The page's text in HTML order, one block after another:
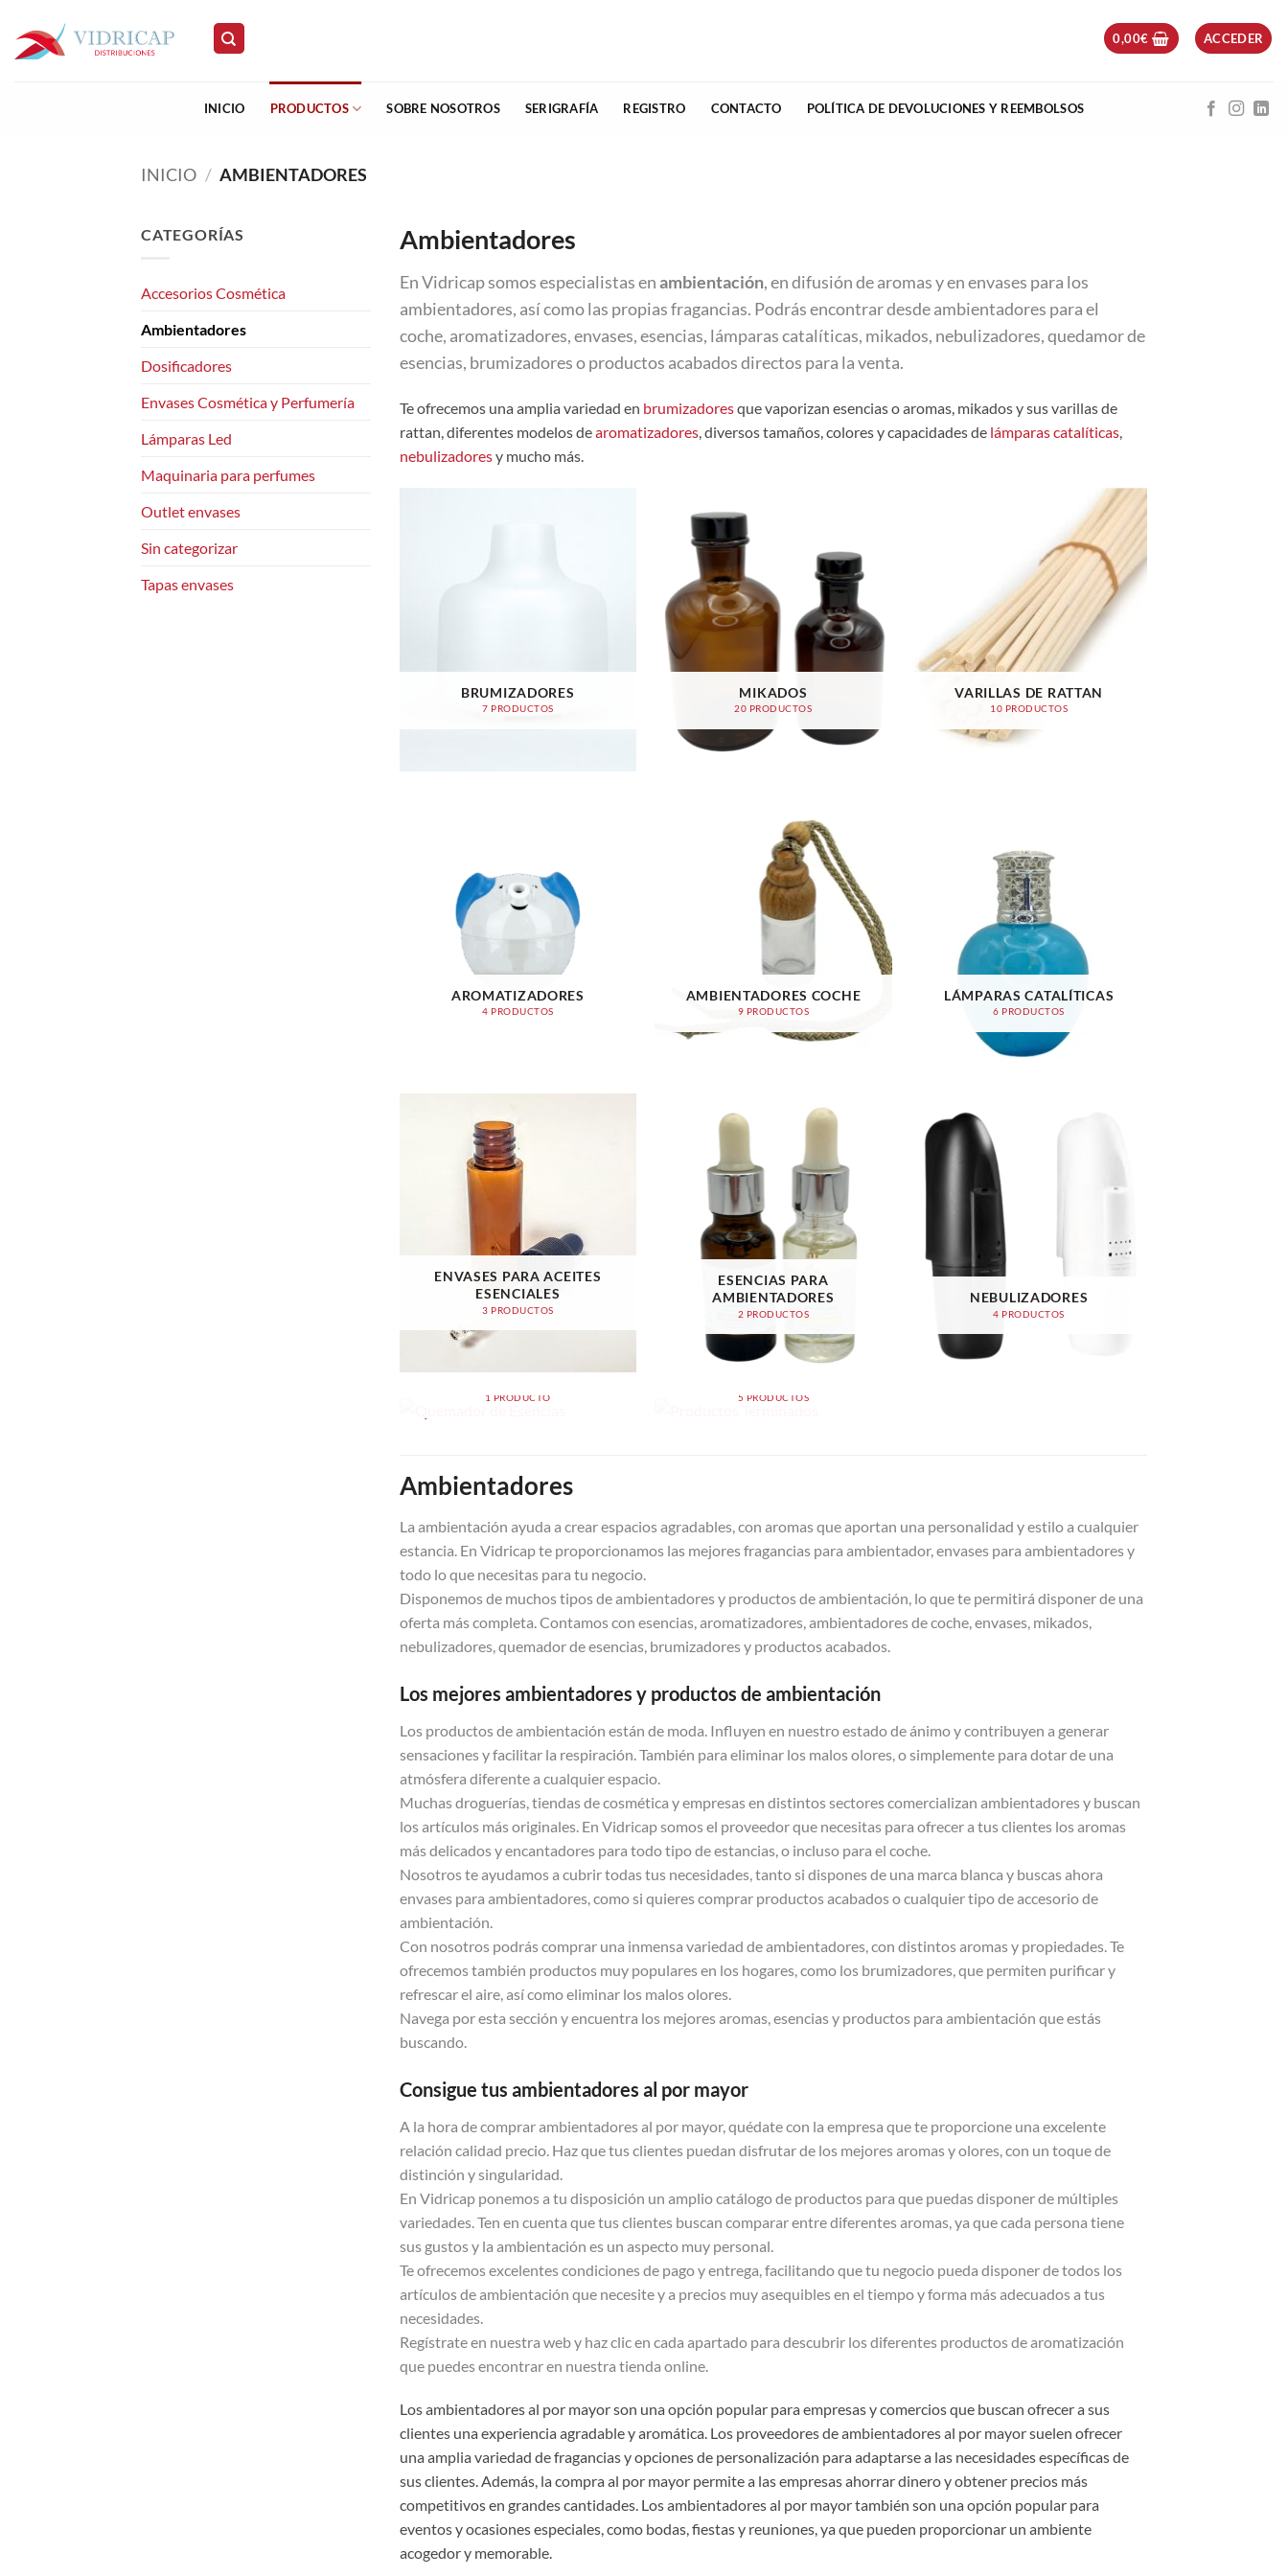
contenido
0,00€ ACCEDER
INICIO PRODUCTOS SOBRE NOSOTROS SERIGRAFÍA REGISTRO CONTACTO POLÍTICA DE DEVOLUCIONES Y REEMBOLSOS
INICIO / AMBIENTADORES
CATEGORÍAS
Accesorios Cosmética
Ambientadores
Dosificadores
Envases Cosmética y Perfumería
Lámparas Led
Maquinaria para perfumes
Outlet envases
Sin categorizar
Tapas envases
Ambientadores
En Vidricap somos especialistas enambientación, en difusión de aromas y en envases para los
ambientadores, así como las propias fragancias. Podrás encontrar desde ambientadores para el
coche, aromatizadores, envases, esencias, lámparas catalíticas, mikados, nebulizadores, quedamor de
esencias, brumizadores o productos acabados directos para la venta.
Te ofrecemos una amplia variedad en brumizadoresque vaporizan esencias o aromas, mikados y sus varillas de
rattan, diferentes modelos dearomatizadores, diversos tamaños, colores y capacidades de lámparas catalíticas,
nebulizadoresy mucho más.
BRUMIZADORES
7 PRODUCTOS
MIKADOS
20 PRODUCTOS
VARILLAS DE RATTAN
10 PRODUCTOS
AROMATIZADORES
4 PRODUCTOS
AMBIENTADORES COCHE
9 PRODUCTOS
LÁMPARAS CATALÍTICAS
6 PRODUCTOS
ENVASES PARA ACEITES
ESENCIALES
3 PRODUCTOS
ESENCIAS PARA
AMBIENTADORES
2 PRODUCTOS
NEBULIZADORES
4 PRODUCTOS
1 PRODUCTO 5 PRODUCTOS
Ambientadores
La ambientación ayuda a crear espacios agradables, con aromas que aportan una personalidad y estilo a cualquier
estancia. En Vidricap te proporcionamos las mejores fragancias para ambientador, envases para ambientadores y
todo lo que necesitas para tu negocio.
Disponemos de muchos tipos de ambientadores y productos de ambientación, lo que te permitirá disponer de una
oferta más completa. Contamos con esencias, aromatizadores, ambientadores de coche, envases, mikados,
nebulizadores, quemador de esencias, brumizadores y productos acabados.
Los mejores ambientadores y productos de ambientación
Los productos de ambientación están de moda. Influyen en nuestro estado de ánimo y contribuyen a generar
sensaciones y facilitar la respiración. También para eliminar los malos olores, o simplemente para dotar de una
atmósfera diferente a cualquier espacio.
Muchas droguerías, tiendas de cosmética y empresas en distintos sectores comercializan ambientadores y buscan
los artículos más originales. En Vidricap somos el proveedor que necesitas para ofrecer a tus clientes los aromas
más delicados y encantadores para todo tipo de estancias, o incluso para el coche.
Nosotros te ayudamos a cubrir todas tus necesidades, tanto si dispones de una marca blanca y buscas ahora
envases para ambientadores, como si quieres comprar productos acabados o cualquier tipo de accesorio de
ambientación.
Con nosotros podrás comprar una inmensa variedad de ambientadores, con distintos aromas y propiedades. Te
ofrecemos también productos muy populares en los hogares, como los brumizadores, que permiten purificar y
refrescar el aire, así como eliminar los malos olores.
Navega por esta sección y encuentra los mejores aromas, esencias y productos para ambientación que estás
buscando.
Consigue tus ambientadores al por mayor
A la hora de comprar ambientadores al por mayor, quédate con la empresa que te proporcione una excelente
relación calidad precio. Haz que tus clientes puedan disfrutar de los mejores aromas y olores, con un toque de
distinción y singularidad.
En Vidricap ponemos a tu disposición un amplio catálogo de productos para que puedas disponer de múltiples
variedades. Ten en cuenta que tus clientes buscan comparar entre diferentes aromas, ya que cada persona tiene
sus gustos y la ambientación es un aspecto muy personal.
Te ofrecemos excelentes condiciones de pago y entrega, facilitando que tu negocio pueda disponer de todos los
artículos de ambientación que necesite y a precios muy asequibles en el tiempo y forma más adecuados a tus
necesidades.
Regístrate en nuestra web y haz clic en cada apartado para descubrir los diferentes productos de aromatización
que puedes encontrar en nuestra tienda online.
Los ambientadores al por mayor son una opción popular para empresas y comercios que buscan ofrecer a sus
clientes una experiencia agradable y aromática. Los proveedores de ambientadores al por mayor suelen ofrecer
una amplia variedad de fragancias y opciones de personalización para adaptarse a las necesidades específicas de
sus clientes. Además, la compra al por mayor permite a las empresas ahorrar dinero y obtener precios más
competitivos en grandes cantidades. Los ambientadores al por mayor también son una opción popular para
eventos y ocasiones especiales, como bodas, fiestas y reuniones, ya que pueden proporcionar un ambiente
acogedor y memorable.